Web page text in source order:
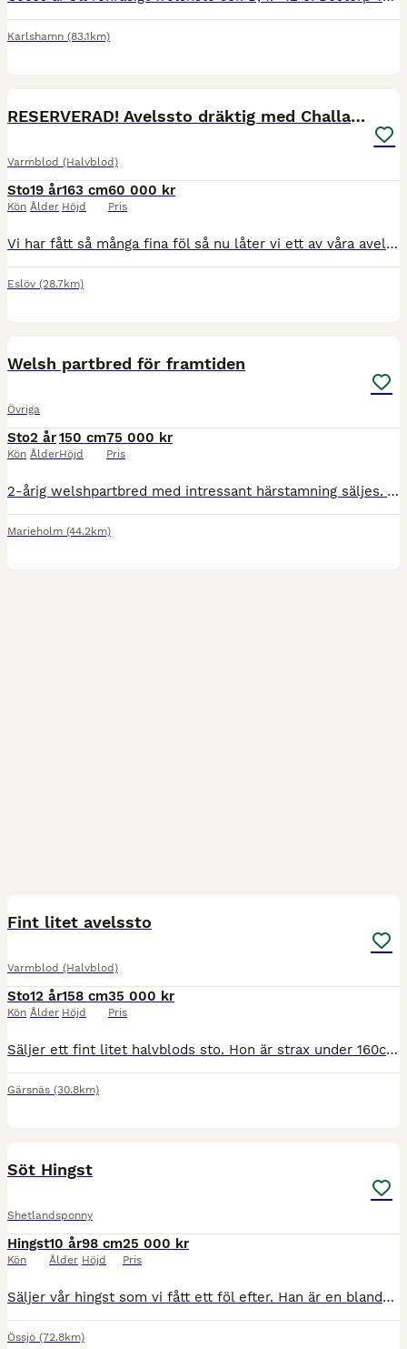
Karlshamn (83.1km)
RESERVERAD! Avelssto dräktig med Challasco Blue ✨️
Varmblod (Halvblod)
Sto
Kön
19 år
Ålder
163 cm
Höjd
60 000 kr
Pris
Vi har fått så många fina föl så nu låter vi ett av våra avelsston gå vidare till en annan lycklig ägare. Hon har själv tävlat upp till 130 hoppning i Norge och ger väldigt trevliga avkommor. De är
Eslöv (28.7km)
Welsh partbred för framtiden
Övriga
Sto
Kön
2 år
Ålder
150 cm
Höjd
75 000 kr
Pris
2-årig welshpartbred med intressant härstamning säljes. Vår egen uppfödning undan en mamma som var en helt fantastisk individ mentalt, tyvärr skadad ung och fick aldrig visa vad hon skulle kunnat bli.
Marieholm (44.2km)
Fint litet avelssto
Varmblod (Halvblod)
Sto
Kön
12 år
Ålder
158 cm
Höjd
35 000 kr
Pris
Säljer ett fint litet halvblods sto. Hon är strax under 160cm och född 2014. Hon är e: Diamantino VDL ue: Cardento. Säljes främst som avelssto, men lättare promenadridning bör fungera. Haft 4 fina
Gärsnäs (30.8km)
Söt Hingst
Shetlandsponny
Hingst
Kön
10 år
Ålder
98 cm
Höjd
25 000 kr
Pris
Säljer vår hingst som vi fått ett föl efter. Han är en blandning mellan British Spotted pony och Shetlands ponny. Han är väldigt social kommer direkt fram och vill hälsa och kela. Han är snäll att v
Össjö (72.8km)